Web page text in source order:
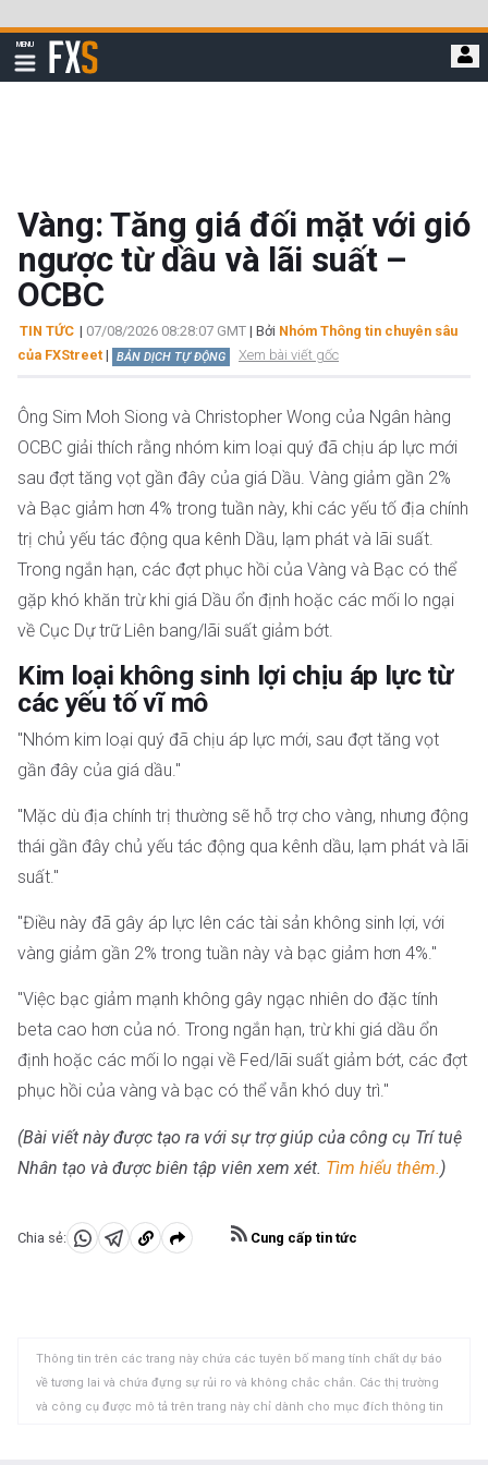
qua
đi
MENU
Hiển
thị
FXStreet
Vàng: Tăng giá đối mặt với gió
ngược từ dầu và lãi suất –
OCBC
TIN TỨC | 07/08/2026 08:28:07 GMT | Bởi Nhóm Thông tin chuyên sâu
của FXStreet | BẢN DỊCH TỰ ĐỘNG Xem bài viết gốc
Ông Sim Moh Siong và Christopher Wong của Ngân hàng
OCBC giải thích rằng nhóm kim loại quý đã chịu áp lực mới
sau đợt tăng vọt gần đây của giá Dầu. Vàng giảm gần 2%
và Bạc giảm hơn 4% trong tuần này, khi các yếu tố địa chính
trị chủ yếu tác động qua kênh Dầu, lạm phát và lãi suất.
Trong ngắn hạn, các đợt phục hồi của Vàng và Bạc có thể
gặp khó khăn trừ khi giá Dầu ổn định hoặc các mối lo ngại
về Cục Dự trữ Liên bang/lãi suất giảm bớt.
Kim loại không sinh lợi chịu áp lực từ
các yếu tố vĩ mô
"Nhóm kim loại quý đã chịu áp lực mới, sau đợt tăng vọt
gần đây của giá dầu."
"Mặc dù địa chính trị thường sẽ hỗ trợ cho vàng, nhưng động
thái gần đây chủ yếu tác động qua kênh dầu, lạm phát và lãi
suất."
"Điều này đã gây áp lực lên các tài sản không sinh lợi, với
vàng giảm gần 2% trong tuần này và bạc giảm hơn 4%."
"Việc bạc giảm mạnh không gây ngạc nhiên do đặc tính
beta cao hơn của nó. Trong ngắn hạn, trừ khi giá dầu ổn
định hoặc các mối lo ngại về Fed/lãi suất giảm bớt, các đợt
phục hồi của vàng và bạc có thể vẫn khó duy trì."
(Bài viết này được tạo ra với sự trợ giúp của công cụ Trí tuệ
Nhân tạo và được biên tập viên xem xét. Tìm hiểu thêm.)
Chia sẻ:
Chia Chia Sao
tạm
Cung cấp tin tức
Thông tin trên các trang này chứa các tuyên bố mang tính chất dự báo
về tương lai và chứa đựng sự rủi ro và không chắc chắn. Các thị trường
và công cụ được mô tả trên trang này chỉ dành cho mục đích thông tin